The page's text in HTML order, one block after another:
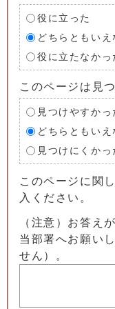
役に立った
どちらともいえ
役に立たなかっ
このページは見
見つけやすかっ
どちらともいえ
見つけにくかっ
このページに関
入ください。
（注意）お答え
当部署へお願い
せん）。